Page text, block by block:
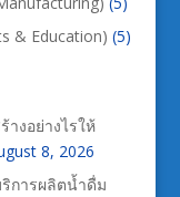
& Education) (5)
งอย่างไรให้
8, 2026
การผลิตน้ำดื่ม